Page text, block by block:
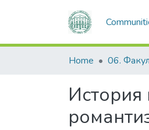
Home
История